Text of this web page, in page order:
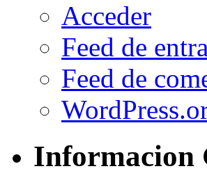
Acceder
Feed de
Feed de
Informacion